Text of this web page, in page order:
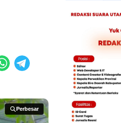
Perbesar
Perbesar